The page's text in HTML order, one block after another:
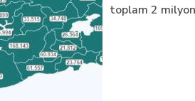
toplam 2 milyon